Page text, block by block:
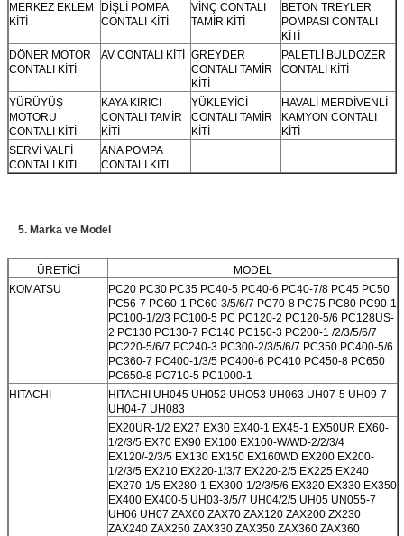
MERKEZ EKLEM
KİTİ
DİŞLİ POMPA
CONTALI KİTİ
VİNÇ CONTALI
TAMİR KİTİ
BETON TREYLER
POMPASI CONTALI
KİTİ
DÖNER MOTOR
CONTALI KİTİ
AV CONTALI KİTİ GREYDER
CONTALI TAMİR
KİTİ
PALETLİ BULDOZER
CONTALI KİTİ
YÜRÜYÜŞ
MOTORU
CONTALI KİTİ
KAYA KIRICI
CONTALI TAMİR
KİTİ
YÜKLEYİCİ
CONTALI TAMİR
KİTİ
HAVALİ MERDİVENLİ
KAMYON CONTALI
KİTİ
SERVİ VALFİ
CONTALI KİTİ
ANA POMPA
CONTALI KİTİ
5. Marka ve Model
ÜRETİCİ
MODEL
KOMATSU
PC20 PC30 PC35 PC40-5 PC40-6 PC40-7/8 PC45 PC50
PC56-7 PC60-1 PC60-3/5/6/7 PC70-8 PC75 PC80 PC90-1
PC100-1/2/3 PC100-5 PC PC120-2 PC120-5/6 PC128US-
2 PC130 PC130-7 PC140 PC150-3 PC200-1 /2/3/5/6/7
PC220-5/6/7 PC240-3 PC300-2/3/5/6/7 PC350 PC400-5/6
PC360-7 PC400-1/3/5 PC400-6 PC410 PC450-8 PC650
PC650-8 PC710-5 PC1000-1
HITACHI
HITACHI UH045 UH052 UHO53 UH063 UH07-5 UH09-7
UH04-7 UH083
EX20UR-1/2 EX27 EX30 EX40-1 EX45-1 EX50UR EX60-
1/2/3/5 EX70 EX90 EX100 EX100-W/WD-2/2/3/4
EX120/-2/3/5 EX130 EX150 EX160WD EX200 EX200-
1/2/3/5 EX210 EX220-1/3/7 EX220-2/5 EX225 EX240
EX270-1/5 EX280-1 EX300-1/2/3/5/6 EX320 EX330 EX350
EX400 EX400-5 UH03-3/5/7 UH04/2/5 UH05 UN055-7
UH06 UH07 ZAX60 ZAX70 ZAX120 ZAX200 ZX230
ZAX240 ZAX250 ZAX330 ZAX350 ZAX360 ZAX360